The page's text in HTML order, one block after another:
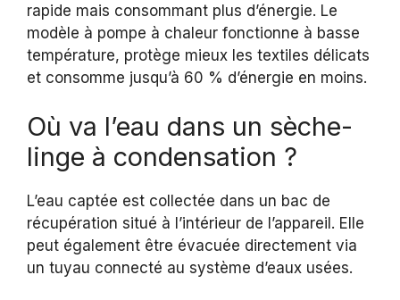
rapide mais consommant plus d’énergie. Le
modèle à pompe à chaleur fonctionne à basse
température, protège mieux les textiles délicats
et consomme jusqu’à 60 % d’énergie en moins.
Où va l’eau dans un sèche-
linge à condensation ?
L’eau captée est collectée dans un bac de
récupération situé à l’intérieur de l’appareil. Elle
peut également être évacuée directement via
un tuyau connecté au système d’eaux usées.